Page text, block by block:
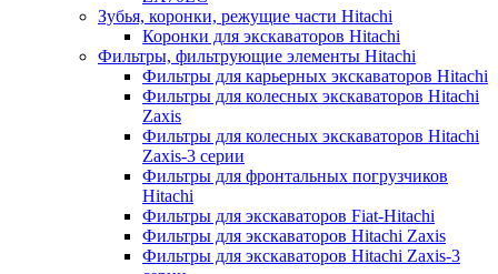
Зубья, коронки, режущие части Hitachi
Коронки для экскаваторов Hitachi
Фильтры, фильтрующие элементы Hitachi
Фильтры для карьерных экскаваторов Hitachi
Фильтры для колесных экскаваторов Hitachi
Zaxis
Фильтры для колесных экскаваторов Hitachi
Zaxis-3 серии
Фильтры для фронтальных погрузчиков
Hitachi
Фильтры для экскаваторов Fiat-Hitachi
Фильтры для экскаваторов Hitachi Zaxis
Фильтры для экскаваторов Hitachi Zaxis-3